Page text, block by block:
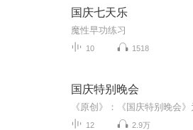
国庆七天乐
魔性早功练习
10 1518
国庆特别晚会
12 2.9万